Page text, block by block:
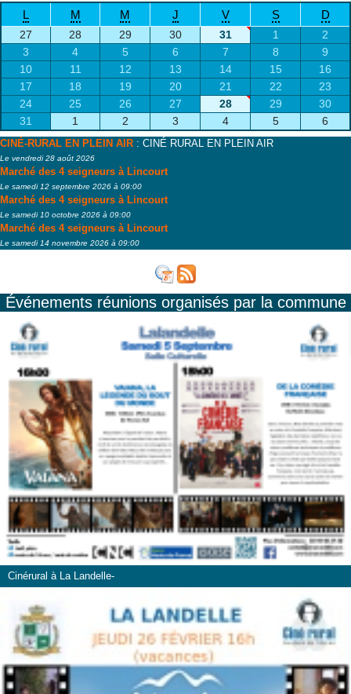
L M M J V S D
27 28 29 30 31 1
2
3
4 5 6 7 8
9
10
11 12 13 14 15
16
17
18 19 20 21 22
23
24
25 26 27 28 29
30
31
1 2 3 4 5 6
CINÉ-RURAL EN PLEIN AIR : CINÉ RURAL EN PLEIN AIR
Le vendredi 28 août 2026
Marché des 4 seigneurs à Lincourt
Le samedi 12 septembre 2026 à 09:00
Marché des 4 seigneurs à Lincourt
Le samedi 10 octobre 2026 à 09:00
Marché des 4 seigneurs à Lincourt
Le samedi 14 novembre 2026 à 09:00
Événements réunions organisés par la commune
Cinérural à La Landelle-